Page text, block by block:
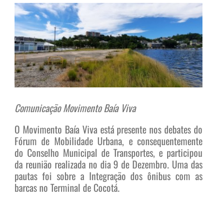
View
Larger
Image
Comunicação Movimento Baía Viva
O Movimento Baía Viva está presente nos debates do
Fórum de Mobilidade Urbana, e consequentemente
do Conselho Municipal de Transportes, e participou
da reunião realizada no dia 9 de Dezembro. Uma das
pautas foi sobre a Integração dos ônibus com as
barcas no Terminal de Cocotá.